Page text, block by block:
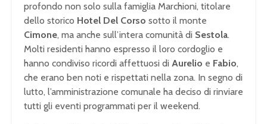
profondo non solo sulla famiglia Marchioni, titolare
dello storico Hotel Del Corso sotto il monte
Cimone, ma anche sull’intera comunità di Sestola.
Molti residenti hanno espresso il loro cordoglio e
hanno condiviso ricordi affettuosi di Aurelio e Fabio,
che erano ben noti e rispettati nella zona. In segno di
lutto, l’amministrazione comunale ha deciso di rinviare
tutti gli eventi programmati per il weekend.